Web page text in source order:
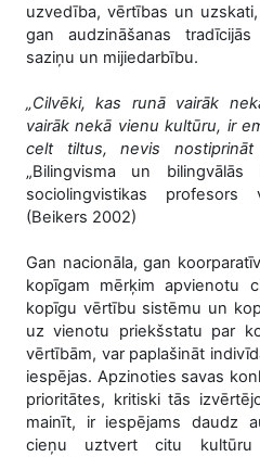
uzvedība, vērtības un
gan audzināšanas
saziņu un mijiedarbību.
„Cilvēki, kas runā vairāk
vairāk nekā vienu kultūru, ir
celt tiltus, nevis nostiprināt
„Bilingvisma un
sociolingvistikas profesors
(Beikers 2002)
Gan nacionāla, gan
kopīgam mērķim apvienotu
kopīgu vērtību sistēmu un
uz vienotu priekšstatu par
vērtībām, var paplašināt
iespējas. Apzinoties savas
prioritātes, kritiski tās
mainīt, ir iespējams daudz
cieņu uztvert citu